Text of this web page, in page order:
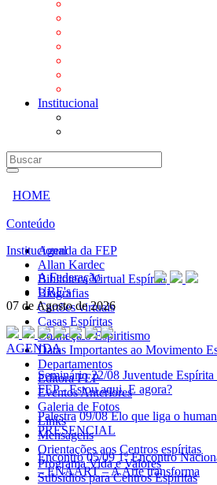
Institucional
HOME
Conteúdo
Agenda da FEP
Allan Kardec
Biblioteca Virtual Espírita
Biografias
Cartões virtuais
Casas Espíritas
Conheça o Espiritismo
Datas Importantes ao Movimento
Departamentos
Editora FEP
Eventos Anteriores
Galeria de Fotos
Links
Mensagens
Orientações aos Centros espíritas
Programa Vida e Valores
Subsídios para Centros Espíritas
Institucional
A Federação
URE's
07 de Agosto de 2026
AGENDA
Seminário 22/08 Juventude
FEP - Estou aqui. E agora?
Palestra 09/08 Elo que liga o
PRESENCIAL
Encontro 05/09 1º Encontro
– ENAART – A Arte transforma